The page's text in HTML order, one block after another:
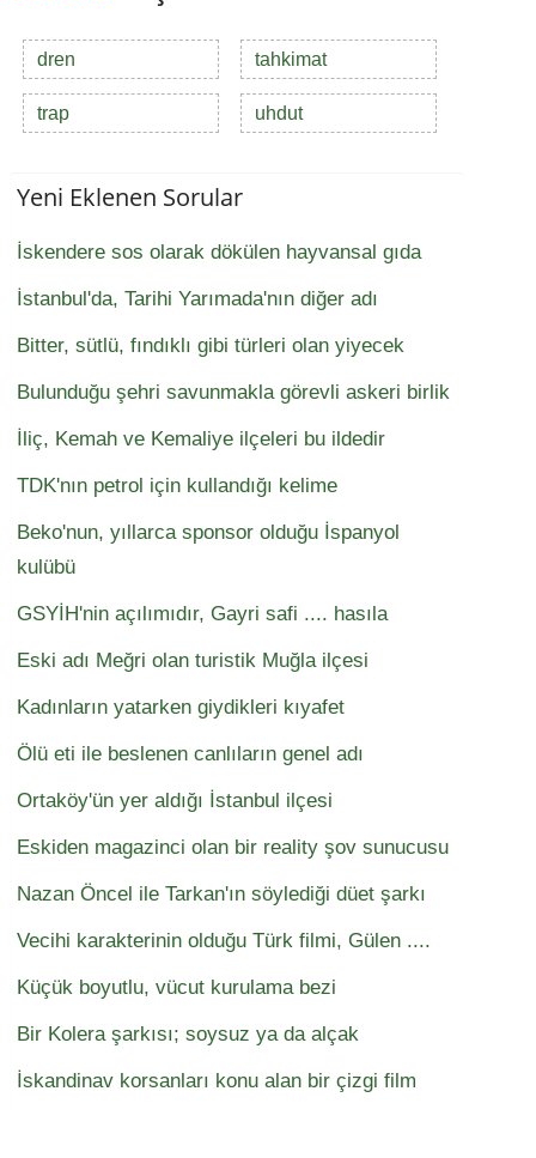
dren tahkimat
trap uhdut
Yeni Eklenen Sorular
İskendere sos olarak dökülen hayvansal gıda
İstanbul'da, Tarihi Yarımada'nın diğer adı
Bitter, sütlü, fındıklı gibi türleri olan yiyecek
Bulunduğu şehri savunmakla görevli askeri birlik
İliç, Kemah ve Kemaliye ilçeleri bu ildedir
TDK'nın petrol için kullandığı kelime
Beko'nun, yıllarca sponsor olduğu İspanyol
kulübü
GSYİH'nin açılımıdır, Gayri safi .... hasıla
Eski adı Meğri olan turistik Muğla ilçesi
Kadınların yatarken giydikleri kıyafet
Ölü eti ile beslenen canlıların genel adı
Ortaköy'ün yer aldığı İstanbul ilçesi
Eskiden magazinci olan bir reality şov sunucusu
Nazan Öncel ile Tarkan'ın söylediği düet şarkı
Vecihi karakterinin olduğu Türk filmi, Gülen ....
Küçük boyutlu, vücut kurulama bezi
Bir Kolera şarkısı; soysuz ya da alçak
İskandinav korsanları konu alan bir çizgi film